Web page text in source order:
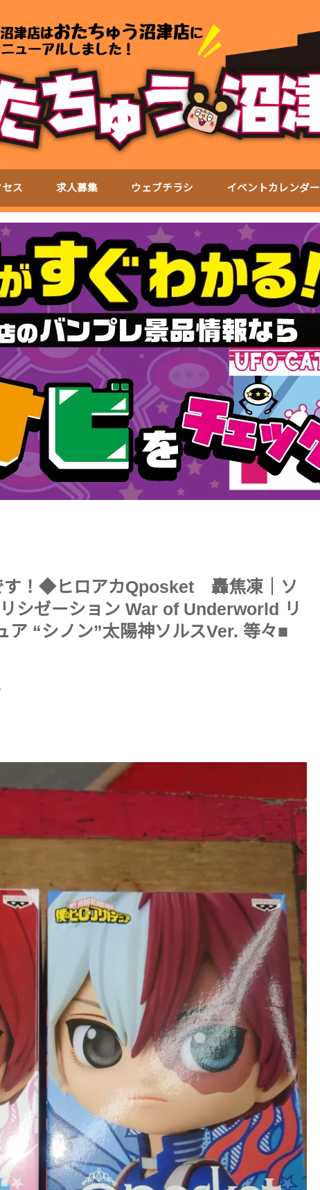
セス 求人募集 ウェブチラシ イベントカレンダー
す！◆ヒロアカQposket 轟焦凍｜ソ
シゼーション War of Underworld リ
ア “シノン”太陽神ソルスVer. 等々■